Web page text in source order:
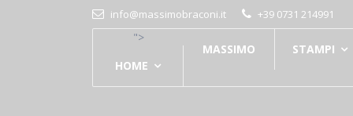
info@massimobraconi.it +39 0731 214991
">
HOME
MASSIMO STAMPI